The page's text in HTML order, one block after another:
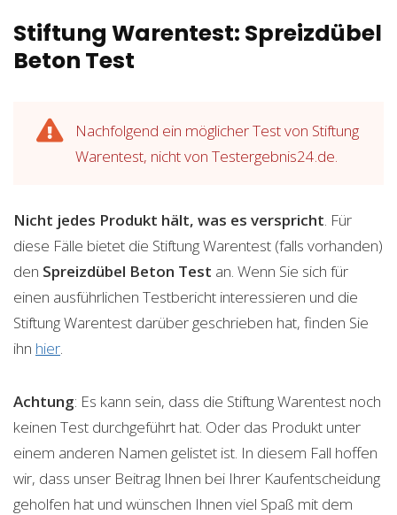
Stiftung Warentest: Spreizdübel
Beton Test
Nachfolgend ein möglicher Test von Stiftung
Warentest, nicht von Testergebnis24.de.
Nicht jedes Produkt hält, was es verspricht. Für
diese Fälle bietet die Stiftung Warentest (falls vorhanden)
den Spreizdübel Beton Test an. Wenn Sie sich für
einen ausführlichen Testbericht interessieren und die
Stiftung Warentest darüber geschrieben hat, finden Sie
ihn hier.
Achtung: Es kann sein, dass die Stiftung Warentest noch
keinen Test durchgeführt hat. Oder das Produkt unter
einem anderen Namen gelistet ist. In diesem Fall hoffen
wir, dass unser Beitrag Ihnen bei Ihrer Kaufentscheidung
geholfen hat und wünschen Ihnen viel Spaß mit dem